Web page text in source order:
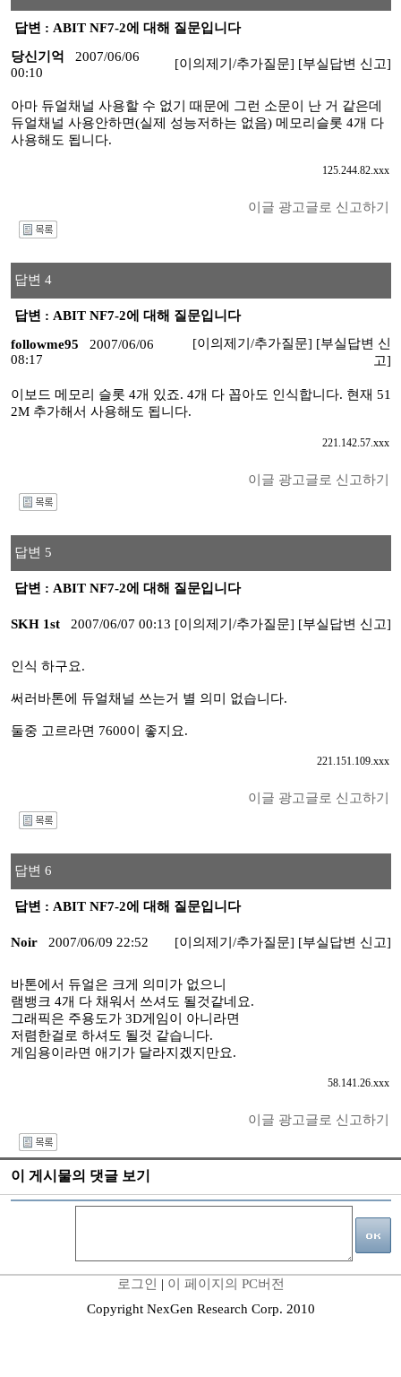
답변 : ABIT NF7-2에 대해 질문입니다
당신기억
2007/06/06
00:10
[이의제기/추가질문] [부실답변 신고]
아마 듀얼채널 사용할 수 없기 때문에 그런 소문이 난 거 같은데
듀얼채널 사용안하면(실제 성능저하는 없음) 메모리슬롯 4개 다
사용해도 됩니다.
125.244.82.xxx
이글 광고글로 신고하기
답변 4
답변 : ABIT NF7-2에 대해 질문입니다
followme95
2007/06/06
08:17
[이의제기/추가질문] [부실답변 신
고]
이보드 메모리 슬롯 4개 있죠. 4개 다 꼽아도 인식합니다. 현재 51
2M 추가해서 사용해도 됩니다.
221.142.57.xxx
이글 광고글로 신고하기
답변 5
답변 : ABIT NF7-2에 대해 질문입니다
SKH 1st 2007/06/07 00:13 [이의제기/추가질문] [부실답변 신고]
인식 하구요.
써러바톤에 듀얼채널 쓰는거 별 의미 없습니다.
둘중 고르라면 7600이 좋지요.
221.151.109.xxx
이글 광고글로 신고하기
답변 6
답변 : ABIT NF7-2에 대해 질문입니다
Noir 2007/06/09 22:52 [이의제기/추가질문] [부실답변 신고]
바톤에서 듀얼은 크게 의미가 없으니
램뱅크 4개 다 채워서 쓰셔도 될것같네요.
그래픽은 주용도가 3D게임이 아니라면
저렴한걸로 하셔도 될것 같습니다.
게임용이라면 애기가 달라지겠지만요.
58.141.26.xxx
이글 광고글로 신고하기
이 게시물의 댓글 보기
로그인 | 이 페이지의 PC버전
Copyright NexGen Research Corp. 2010